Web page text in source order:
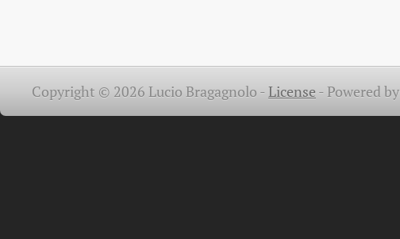
Copyright © 2026 Lucio Bragagnolo -License -Powered by